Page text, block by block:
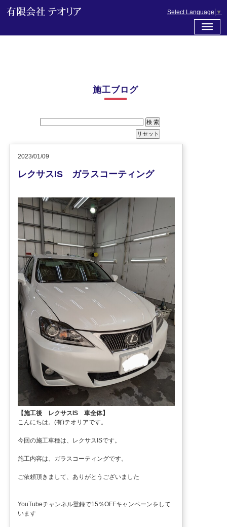
Select Language ▼
施工ブログ
2023/01/09
レクサスIS ガラスコーティング
【施工後 レクサスIS 車全体】
こんにちは。(有)テオリアです。
今回の施工車種は、レクサスISです。
施工内容は、ガラスコーティングです。
ご依頼頂きまして、ありがとうございました
YouTubeチャンネル登録で15％OFFキャンペーンをして
います